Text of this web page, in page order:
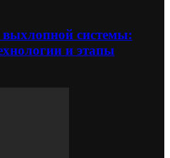
выхлопной системы:
и этапы